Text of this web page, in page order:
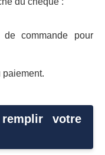
commande pour
paiement.
votre